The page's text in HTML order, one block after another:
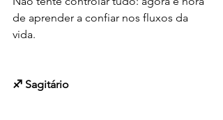
de aprender a confiar nos fluxos da
vida.
♐ Sagitário